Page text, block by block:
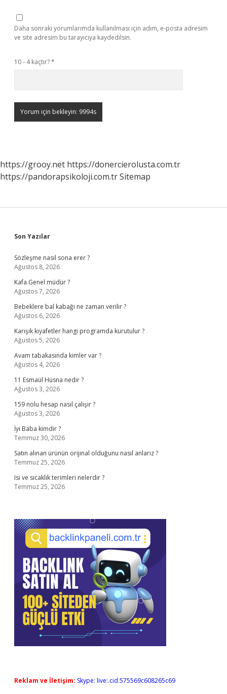
Daha sonraki yorumlarımda kullanılması için adım, e-posta adresim
ve site adresim bu tarayıcıya kaydedilsin.
10 - 4 kaçtır?*
https://grooy.net https://donercierolusta.com.tr
https://pandorapsikoloji.com.trSitemap
Sidebar
Son Yazılar
Sözleşme nasıl sona erer ?
Ağustos 8, 2026
Kafa Genel müdür ?
Ağustos 7, 2026
Bebeklere bal kabağı ne zaman verilir ?
Ağustos 6, 2026
Karışık kıyafetler hangi programda kurutulur ?
Ağustos 5, 2026
Avam tabakasında kimler var ?
Ağustos 4, 2026
11 Esmaül Hüsna nedir ?
Ağustos 3, 2026
159 nolu hesap nasıl çalışır ?
Ağustos 3, 2026
İyi Baba kimdir ?
Temmuz 30, 2026
Satın alınan ürünün orijinal olduğunu nasıl anlarız ?
Temmuz 25, 2026
Isı ve sıcaklık terimleri nelerdir ?
Temmuz 25, 2026
Reklam ve İletişim: Skype: live:.cid.575569c608265c69